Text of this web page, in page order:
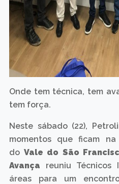
Onde tem técnica, tem
tem força.
Neste sábado (22),
momentos que ficam
do Vale do São
Avança reuniu Técnicos
áreas para um